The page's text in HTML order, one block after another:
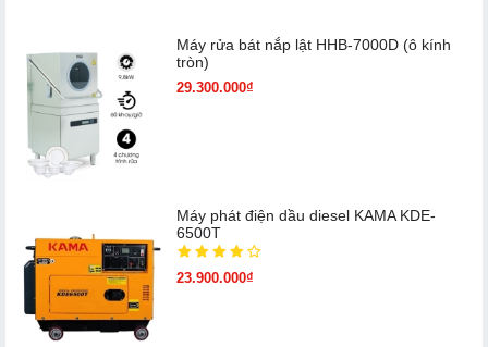
Máy rửa bát nắp lật HHB-7000D (ô kính
tròn)
29.300.000₫
Máy phát điện dầu diesel KAMA KDE-
6500T
23.900.000₫